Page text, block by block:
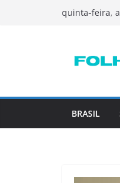
quinta-feira,
BRASIL